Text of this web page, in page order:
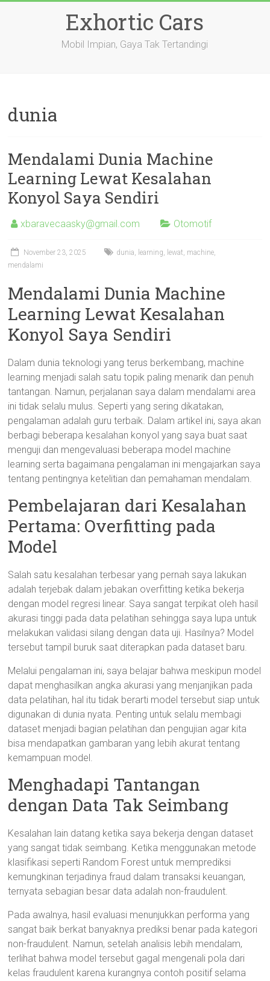
Exhortic Cars
Mobil Impian, Gaya Tak Tertandingi
dunia
Mendalami Dunia Machine
Learning Lewat Kesalahan
Konyol Saya Sendiri
xbaravecaasky@gmail.com Otomotif
November 23, 2025 dunia, learning, lewat, machine,
mendalami
Mendalami Dunia Machine
Learning Lewat Kesalahan
Konyol Saya Sendiri
Dalam dunia teknologi yang terus berkembang, machine
learning menjadi salah satu topik paling menarik dan penuh
tantangan. Namun, perjalanan saya dalam mendalami area
ini tidak selalu mulus. Seperti yang sering dikatakan,
pengalaman adalah guru terbaik. Dalam artikel ini, saya akan
berbagi beberapa kesalahan konyol yang saya buat saat
menguji dan mengevaluasi beberapa model machine
learning serta bagaimana pengalaman ini mengajarkan saya
tentang pentingnya ketelitian dan pemahaman mendalam.
Pembelajaran dari Kesalahan
Pertama: Overfitting pada
Model
Salah satu kesalahan terbesar yang pernah saya lakukan
adalah terjebak dalam jebakan overfitting ketika bekerja
dengan model regresi linear. Saya sangat terpikat oleh hasil
akurasi tinggi pada data pelatihan sehingga saya lupa untuk
melakukan validasi silang dengan data uji. Hasilnya? Model
tersebut tampil buruk saat diterapkan pada dataset baru.
Melalui pengalaman ini, saya belajar bahwa meskipun model
dapat menghasilkan angka akurasi yang menjanjikan pada
data pelatihan, hal itu tidak berarti model tersebut siap untuk
digunakan di dunia nyata. Penting untuk selalu membagi
dataset menjadi bagian pelatihan dan pengujian agar kita
bisa mendapatkan gambaran yang lebih akurat tentang
kemampuan model.
Menghadapi Tantangan
dengan Data Tak Seimbang
Kesalahan lain datang ketika saya bekerja dengan dataset
yang sangat tidak seimbang. Ketika menggunakan metode
klasifikasi seperti Random Forest untuk memprediksi
kemungkinan terjadinya fraud dalam transaksi keuangan,
ternyata sebagian besar data adalah non-fraudulent.
Pada awalnya, hasil evaluasi menunjukkan performa yang
sangat baik berkat banyaknya prediksi benar pada kategori
non-fraudulent. Namun, setelah analisis lebih mendalam,
terlihat bahwa model tersebut gagal mengenali pola dari
kelas fraudulent karena kurangnya contoh positif selama